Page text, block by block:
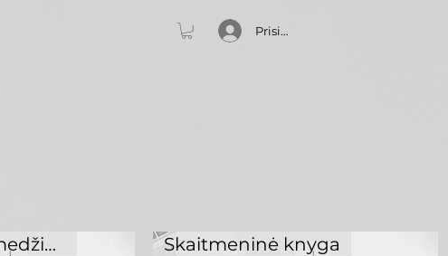
Prisijungti
Skaitmeninės medžiagos Skaitmeninė knyga